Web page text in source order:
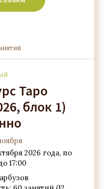
Таро
блок 1)
2026 года, по
17:00